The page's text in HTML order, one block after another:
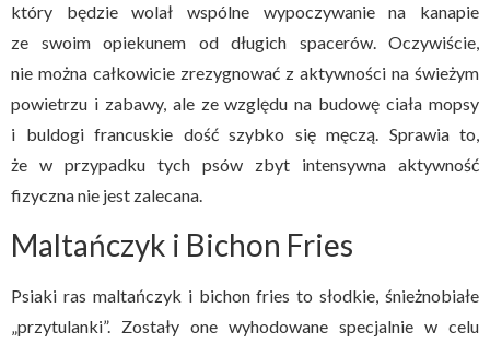
który będzie wolał wspólne wypoczywanie na kanapie
ze swoim opiekunem od długich spacerów. Oczywiście,
nie można całkowicie zrezygnować z aktywności na świeżym
powietrzu i zabawy, ale ze względu na budowę ciała mopsy
i buldogi francuskie dość szybko się męczą. Sprawia to,
że w przypadku tych psów zbyt intensywna aktywność
fizyczna nie jest zalecana.
Maltańczyk i Bichon Fries
Psiaki ras maltańczyk i bichon fries to słodkie, śnieżnobiałe
„przytulanki”. Zostały one wyhodowane specjalnie w celu